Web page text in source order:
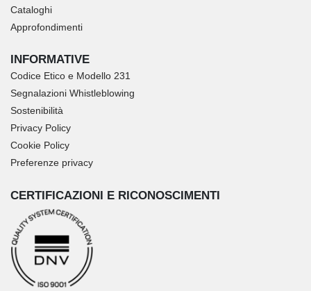
Cataloghi
Approfondimenti
INFORMATIVE
Codice Etico e Modello 231
Segnalazioni Whistleblowing
Sostenibilità
Privacy Policy
Cookie Policy
Preferenze privacy
CERTIFICAZIONI E RICONOSCIMENTI